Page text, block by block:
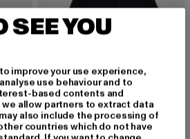
SEE YOU
improve your use experience,
use behaviour and to
based contents and
allow partners to extract data
also include the processing of
countries which do not have